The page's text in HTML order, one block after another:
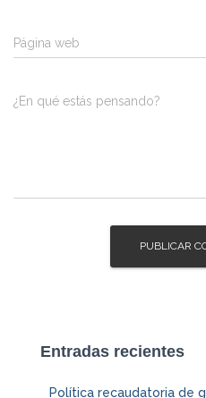
Página web
¿En qué estás pensando?
Entradas recientes
Política recaudatoria de